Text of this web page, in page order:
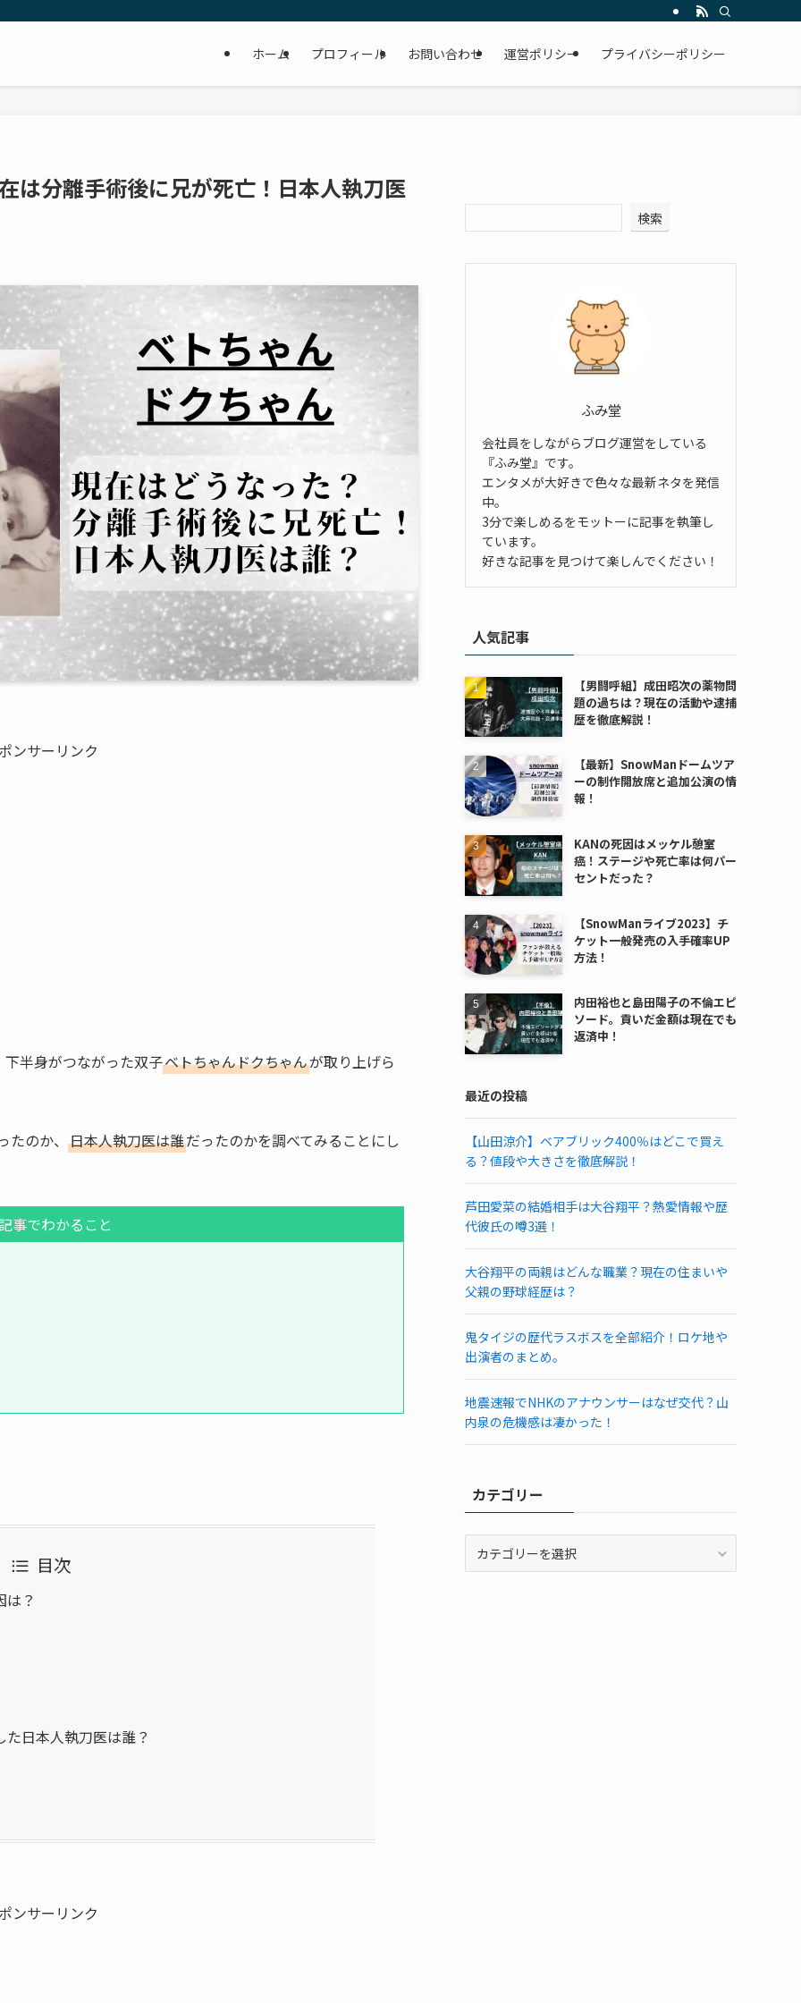
ホーム プロフィール お問い合わせ 運営ポリシー プライバシーポリシー
は分離手術後に兄が死亡！日本人執刀医
ンサーリンク
半身がつながった双子ベトちゃんドクちゃんが取り上げら
のか、 日本人執刀医は誰だったのかを調べてみることにし
事でわかること
目次
？
日本人執刀医は誰？
ンサーリンク
検索
ふみ堂
会社員をしながらブログ運営をしている
『ふみ堂』です。
エンタメが大好きで色々な最新ネタを発信
中。
3分で楽しめるをモットーに記事を執筆し
ています。
好きな記事を見つけて楽しんでください！
人気記事
【男闘呼組】成田昭次の薬物問
題の過ちは？現在の活動や逮捕
歴を徹底解説！
【最新】SnowManドームツア
ーの制作開放席と追加公演の情
報！
KANの死因はメッケル憩室
癌！ステージや死亡率は何パー
セントだった？
【SnowManライブ2023】チ
ケット一般発売の入手確率UP
方法！
内田裕也と島田陽子の不倫エピ
ソード。貢いだ金額は現在でも
返済中！
最近の投稿
【山田涼介】ベアブリック400％はどこで買え
る？値段や大きさを徹底解説！
芦田愛菜の結婚相手は大谷翔平？熱愛情報や歴
代彼氏の噂3選！
大谷翔平の両親はどんな職業？現在の住まいや
父親の野球経歴は？
鬼タイジの歴代ラスボスを全部紹介！ロケ地や
出演者のまとめ。
地震速報でNHKのアナウンサーはなぜ交代？山
内泉の危機感は凄かった！
カテゴリー